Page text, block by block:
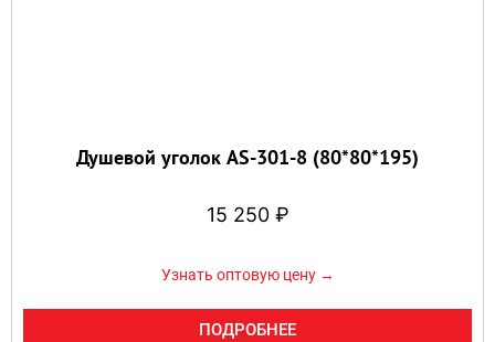
Душевой уголок AS-301-8 (80*80*195)
15 250 ₽
Узнать оптовую цену →
ПОДРОБНЕЕ